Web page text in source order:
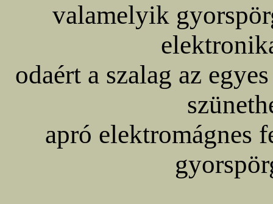
valamelyik
odaért a szalag az
apró elektromágnes